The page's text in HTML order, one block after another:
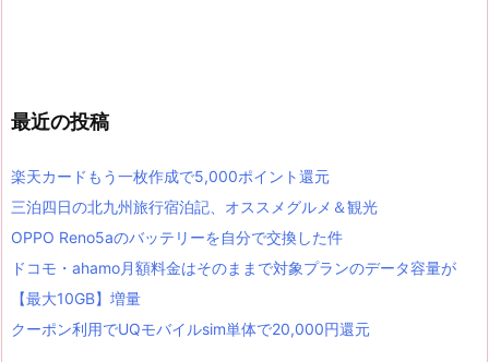
最近の投稿
楽天カードもう一枚作成で5,000ポイント還元
三泊四日の北九州旅行宿泊記、オススメグルメ＆観光
OPPO Reno5aのバッテリーを自分で交換した件
ドコモ・ahamo月額料金はそのままで対象プランのデータ容量が
【最大10GB】増量
クーポン利用でUQモバイルsim単体で20,000円還元